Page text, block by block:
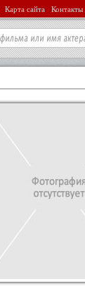
Карта сайта Контакты